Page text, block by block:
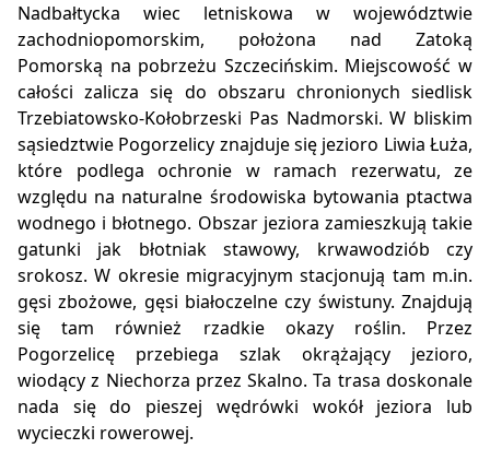
Nadbałtycka wiec letniskowa w województwie
zachodniopomorskim, położona nad Zatoką
Pomorską na pobrzeżu Szczecińskim. Miejscowość w
całości zalicza się do obszaru chronionych siedlisk
Trzebiatowsko-Kołobrzeski Pas Nadmorski. W bliskim
sąsiedztwie Pogorzelicy znajduje się jezioro Liwia Łuża,
które podlega ochronie w ramach rezerwatu, ze
względu na naturalne środowiska bytowania ptactwa
wodnego i błotnego. Obszar jeziora zamieszkują takie
gatunki jak błotniak stawowy, krwawodziób czy
srokosz. W okresie migracyjnym stacjonują tam m.in.
gęsi zbożowe, gęsi białoczelne czy świstuny. Znajdują
się tam również rzadkie okazy roślin. Przez
Pogorzelicę przebiega szlak okrążający jezioro,
wiodący z Niechorza przez Skalno. Ta trasa doskonale
nada się do pieszej wędrówki wokół jeziora lub
wycieczki rowerowej.